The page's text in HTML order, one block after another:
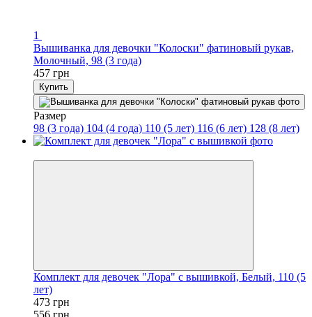
1
Вышиванка для девочки "Колоски" фатиновый рукав,
Молочный, 98 (3 года)
457 грн
Купить
Размер
98 (3 года) 104 (4 года) 110 (5 лет) 116 (6 лет) 128 (8 лет)
Комплект для девочек "Лора" с вышивкой, Белый, 110 (5
лет)
473 грн
556 грн